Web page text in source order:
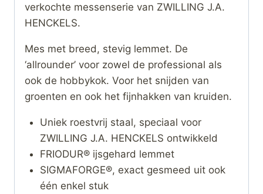
verkochte messenserie van ZWILLING J.A.
HENCKELS.
Mes met breed, stevig lemmet. De
‘allrounder’ voor zowel de professional als
ook de hobbykok. Voor het snijden van
groenten en ook het fijnhakken van kruiden.
Uniek roestvrij staal, speciaal voor
ZWILLING J.A. HENCKELS ontwikkeld
FRIODUR® ijsgehard lemmet
SIGMAFORGE®, exact gesmeed uit ook
één enkel stuk